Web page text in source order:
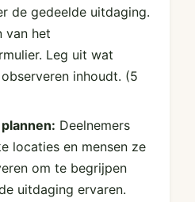
de gedeelde uitdaging.
van het
Leg uit wat
inhoudt. (5
Deelnemers
locaties en mensen ze
om te begrijpen
uitdaging ervaren.